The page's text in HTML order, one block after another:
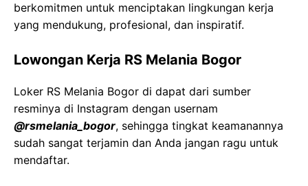
berkomitmen untuk menciptakan lingkungan kerja
yang mendukung, profesional, dan inspiratif.
Lowongan Kerja RS Melania Bogor
Loker RS Melania Bogor di dapat dari sumber
resminya di Instagram dengan usernam
@rsmelania_bogor, sehingga tingkat keamanannya
sudah sangat terjamin dan Anda jangan ragu untuk
mendaftar.